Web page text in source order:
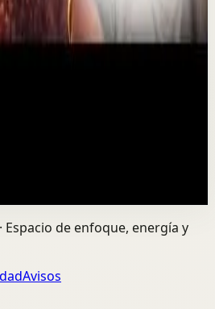
una puerta que nunca
Espacio de enfoque, energía y
Avisos